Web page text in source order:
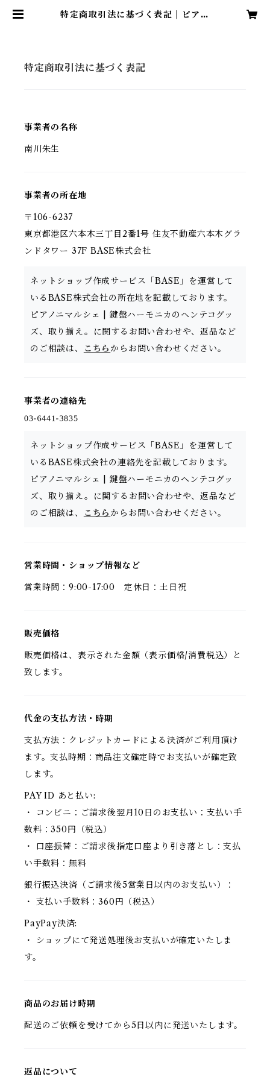
特定商取引法に基づく表記 | ピアノ
特定商取引法に基づく表記
事業者の名称
南川朱生
事業者の所在地
〒106-6237
東京都港区六本木三丁目2番1号 住友不動産六本木グラ
ンドタワー 37F BASE株式会社
ネットショップ作成サービス「BASE」を運営して
いるBASE株式会社の所在地を記載しております。
ピアノニマルシェ | 鍵盤ハーモニカのヘンテコグッ
ズ、取り揃え。に関するお問い合わせや、返品など
のご相談は、
こちら からお問い合わせください。
事業者の連絡先
ネットショップ作成サービス「BASE」を運営して
いるBASE株式会社の連絡先を記載しております。
ピアノニマルシェ | 鍵盤ハーモニカのヘンテコグッ
ズ、取り揃え。に関するお問い合わせや、返品など
のご相談は、
こちら からお問い合わせください。
営業時間・ショップ情報など
営業時間：9:00-17:00 定休日：土日祝
販売価格
販売価格は、表示された金額（表示価格/消費税込）と
致します。
代金の支払方法・時期
支払方法：クレジットカードによる決済がご利用頂け
ます。支払時期：商品注文確定時でお支払いが確定致
します。
PAY ID あと払い:
・ コンビニ：ご請求後翌月10日のお支払い：支払い手
数料：350円（税込）
・ 口座振替：ご請求後指定口座より引き落とし：支払
い手数料：無料
銀行振込決済（ご請求後5営業日以内のお支払い）：
・ 支払い手数料：360円（税込）
PayPay決済:
・ ショップにて発送処理後お支払いが確定いたしま
す。
商品のお届け時期
配送のご依頼を受けてから5日以内に発送いたします。
返品について